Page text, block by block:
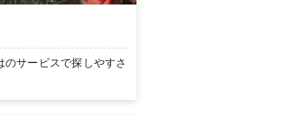
サービスで探しやすさ